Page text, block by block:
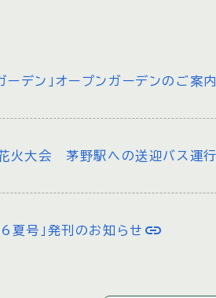
ーデン」オープンガーデンのご案内
火大会 茅野駅への送迎バス運
夏号」発刊のお知らせ link